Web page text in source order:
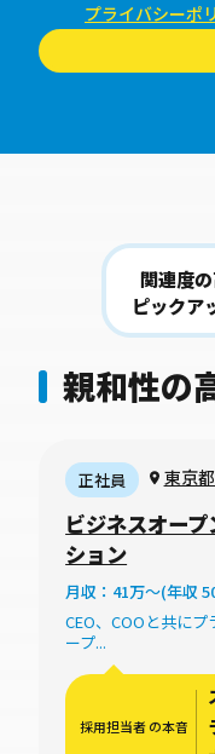
プライバシーポ
親和性の
関連度
ピックア
正社員
東京
ビル2F
ビジネスオー
ション
月収：41万〜(年収
CEO、COOと共に
ープ...
採用担当者 の本音